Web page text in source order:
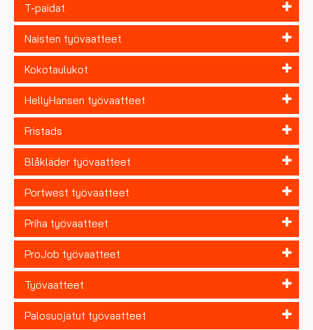
T-paidat
Naisten työvaatteet
Kokotaulukot
HellyHansen työvaatteet
Fristads
Blåkläder työvaatteet
Portwest työvaatteet
Priha työvaatteet
ProJob työvaatteet
Työvaatteet
Palosuojatut työvaatteet